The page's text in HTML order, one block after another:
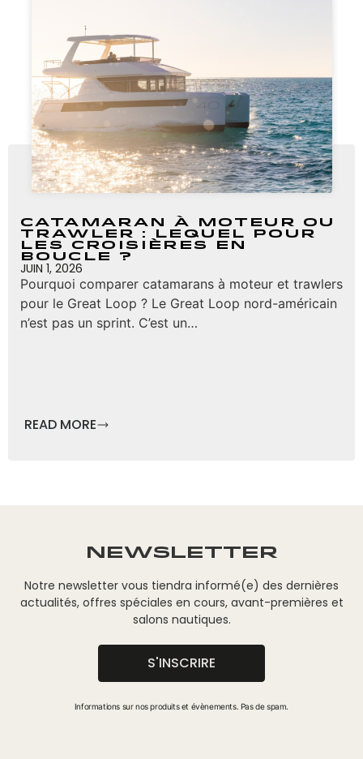
Catamaran à moteur ou
trawler : lequel pour
les croisières en
boucle ?
JUIN 1, 2026
Pourquoi comparer catamarans à moteur et trawlers
pour le Great Loop ? Le Great Loop nord-américain
n’est pas un sprint. C’est un…
READ MORE
NEWSLETTER
Notre newsletter vous tiendra informé(e) des dernières
actualités, offres spéciales en cours, avant-premières et
salons nautiques.
S'INSCRIRE
Informations sur nos produits et évènements. Pas de spam.